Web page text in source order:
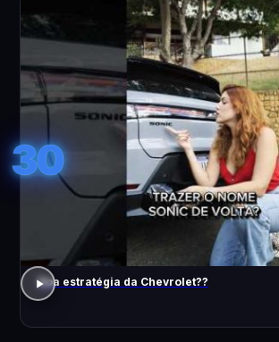
30
Boa estratégia da Chevrolet??